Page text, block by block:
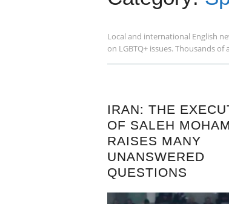
Local and international English
on LGBTQ+ issues. Thousands
IRAN: THE
OF SALEH
RAISES MANY
UNANSWERED
QUESTIONS